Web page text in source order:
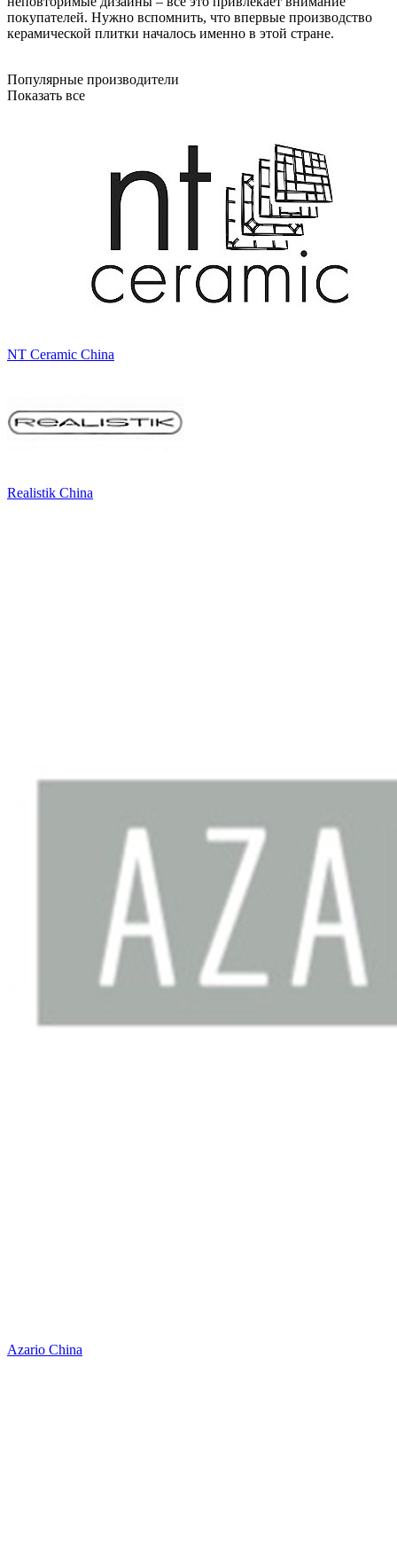
покупателей. Нужно вспомнить, что впервые производство
керамической плитки началось именно в этой стране.
Популярные производители
Показать все
NT Ceramic China
Realistik China
Azario China